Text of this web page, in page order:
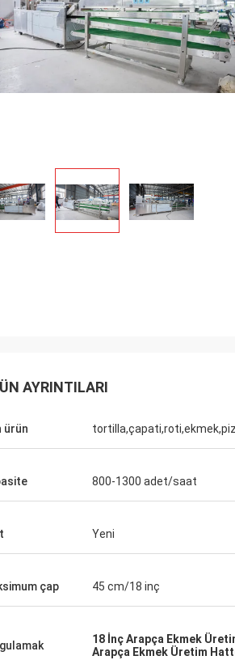
AYRINTILARI
ürün
800-1300 adet/saat
Yeni
çap 45 cm/18 inç
18 İnç Arapça Ekmek
Arapça Ekmek Üretim